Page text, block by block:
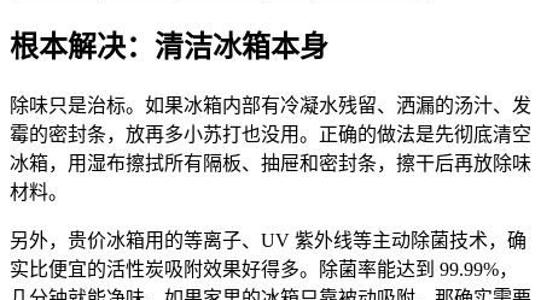
根本解决：清洁冰箱本身
除味只是治标。如果冰箱内部有冷凝水残留、洒漏的汤汁、发
霉的密封条，放再多小苏打也没用。正确的做法是先彻底清空
冰箱，用湿布擦拭所有隔板、抽屉和密封条，擦干后再放除味
材料。
另外，贵价冰箱用的等离子、UV 紫外线等主动除菌技术，确
实比便宜的活性炭吸附效果好得多。除菌率能达到 99.99%，